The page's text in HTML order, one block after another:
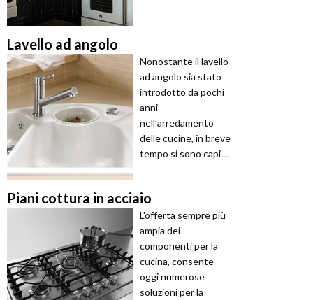
Lavello ad angolo
Nonostante il lavello
ad angolo sia stato
introdotto da pochi
anni
nell’arredamento
delle cucine, in breve
tempo si sono capi ...
Piani cottura in acciaio
L'offerta sempre più
ampia dei
componenti per la
cucina, consente
oggi numerose
soluzioni per la